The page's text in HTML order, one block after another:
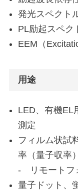
発光スペクト
PL励起スペク
EEM（
用途
LED、有機EL
測定
フィルム状試
率（量子収率
- リモートフ
量子ドット、